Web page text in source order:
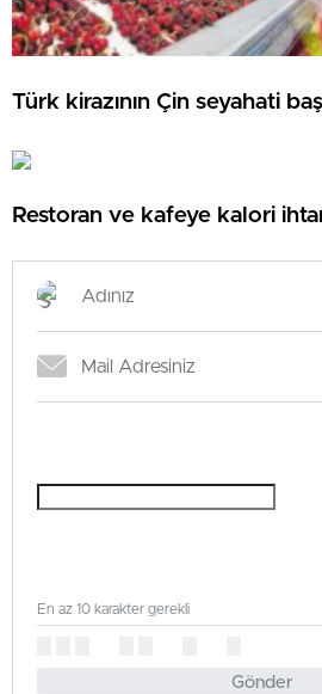
Türk kirazının Çin seyahati
Restoran ve kafeye kalori
Gönder
En az 10 karakter gerekli